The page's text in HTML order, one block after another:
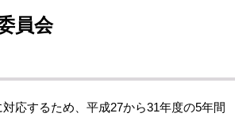
員会
応するため、平成27から31年度の5年間